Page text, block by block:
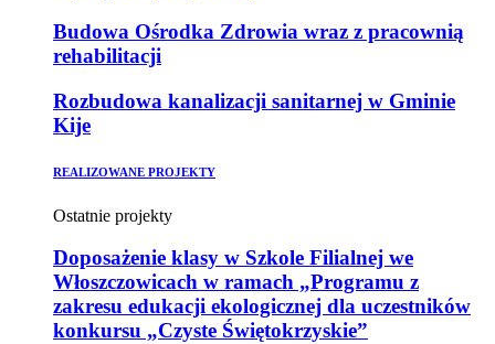
Budowa Ośrodka Zdrowia wraz z pracownią
rehabilitacji
Rozbudowa kanalizacji sanitarnej w Gminie
Kije
REALIZOWANE PROJEKTY
Ostatnie projekty
Doposażenie klasy w Szkole Filialnej we
Włoszczowicach w ramach „Programu z
zakresu edukacji ekologicznej dla uczestników
konkursu „Czyste Świętokrzyskie”